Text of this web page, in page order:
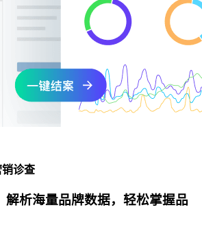
诊查
析海量品牌数据，轻松掌握品